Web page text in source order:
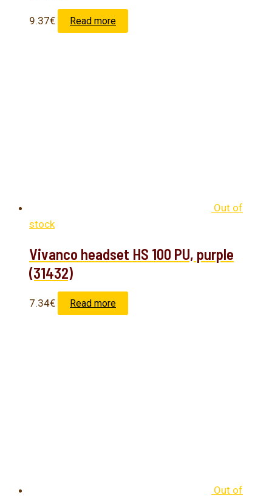
9.37€ Read more
Out of
stock
Vivanco headset HS 100 PU, purple
(31432)
7.34€ Read more
Out of